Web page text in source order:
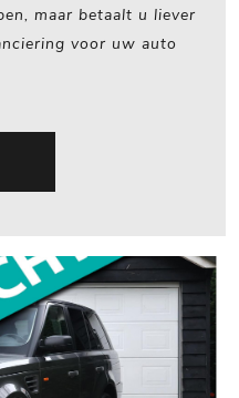
maar betaalt u liever
voor uw auto